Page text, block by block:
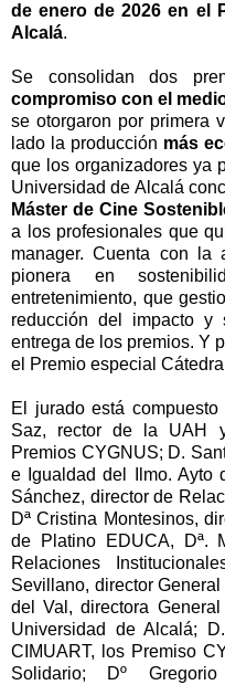
de enero de 2026 en el
Alcalá.
Se consolidan dos
compromiso con el
se otorgaron por primera
lado la producción más
que los organizadores ya
Universidad de Alcalá
Máster de Cine
a los profesionales que
manager. Cuenta con la
pionera en
entretenimiento, que
reducción del impacto y
entrega de los premios. Y
el Premio especial
El jurado está
Saz, rector de la UAH
Premios CYGNUS; D.
e Igualdad del Ilmo. Ayto
Sánchez, director de
Dª Cristina Montesinos,
de Platino EDUCA, Dª.
Relaciones
Sevillano, director General
del Val, directora
Universidad de Alcalá;
CIMUART, los Premiso
Solidario; Dº